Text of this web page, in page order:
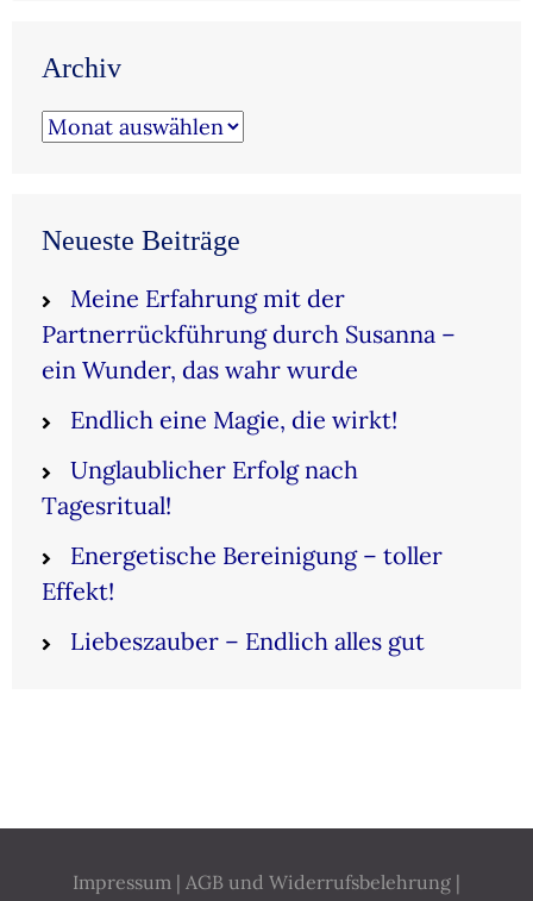
Archiv
Archiv
Neueste Beiträge
Meine Erfahrung mit der
Partnerrückführung durch Susanna –
ein Wunder, das wahr wurde
Endlich eine Magie, die wirkt!
Unglaublicher Erfolg nach
Tagesritual!
Energetische Bereinigung – toller
Effekt!
Liebeszauber – Endlich alles gut
Impressum | AGB und Widerrufsbelehrung |